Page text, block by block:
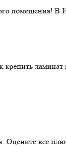
помещения! В
Оцените все